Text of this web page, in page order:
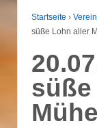
Startseite › Verein
süße Lohn aller